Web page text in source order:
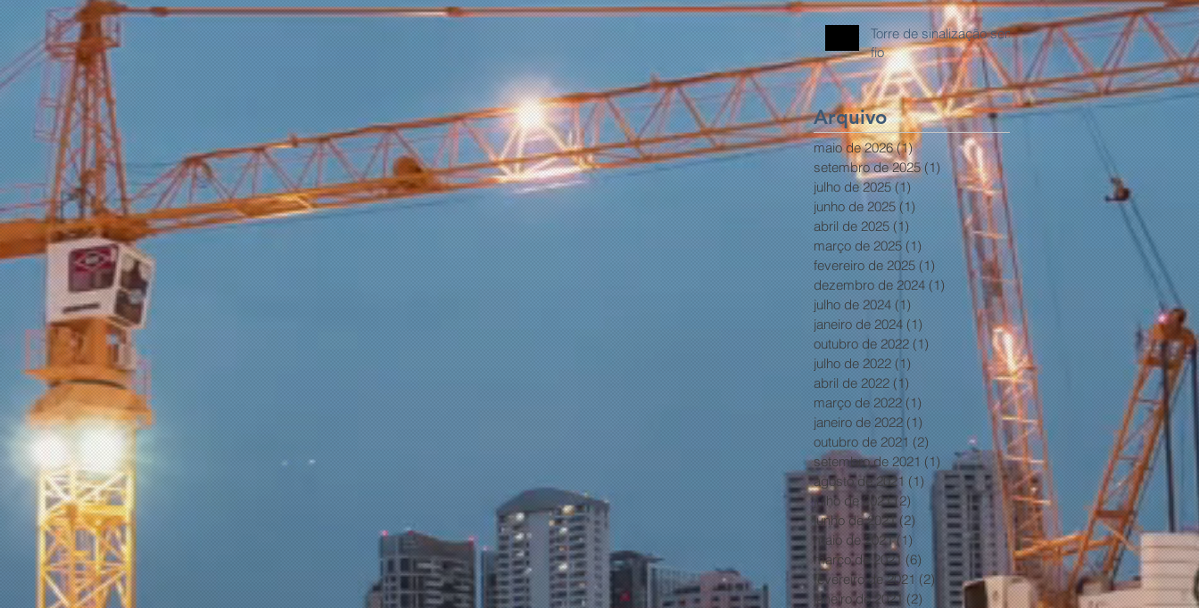
Torre de sinalização sem
fio
Arquivo
maio de 2026 (1)1 post
setembro de 2025 (1) 1 post
julho de 2025 (1)1 post
junho de 2025 (1)
abril de 2025 (1)
março de 2025 (1)
fevereiro de 2025 (1)
dezembro de 2024 (1) 1 post
julho de 2024 (1)
janeiro de 2024 (1)
outubro de 2022 (1)
julho de 2022 (1)
abril de 2022 (1)
março de 2022 (1)
janeiro de 2022 (1)
outubro de 2021 (2) 2 posts
setembro de 2021 (1)1 post
agosto de 2021 (1) 1 post
julho de 2021 (2) 2 posts
junho de 2021 (2) 2 posts
maio de 2021 (1) 1 post
março de 2021 (6) 6 posts
fevereiro de 2021 (2) 2 posts
janeiro de 2021 (2) 2 posts